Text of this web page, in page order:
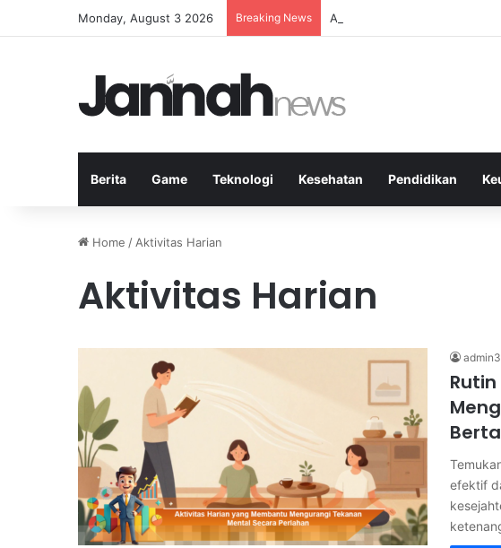
Monday, August 3 2026 Breaking News Atlet Badminton Legendaris
Berita Game Teknologi Kesehatan Pendidikan
Home / Aktivitas Harian
Aktivitas Harian
efektif